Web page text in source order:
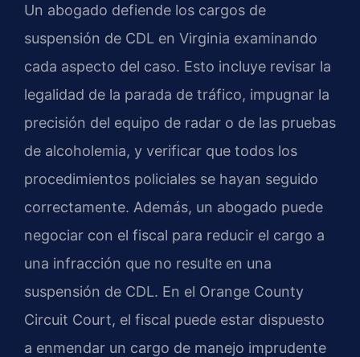
Un abogado defiende los cargos de
suspensión de CDL en Virginia examinando
cada aspecto del caso. Esto incluye revisar la
legalidad de la parada de tráfico, impugnar la
precisión del equipo de radar o de las pruebas
de alcoholemia, y verificar que todos los
procedimientos policiales se hayan seguido
correctamente. Además, un abogado puede
negociar con el fiscal para reducir el cargo a
una infracción que no resulte en una
suspensión de CDL. En el Orange County
Circuit Court, el fiscal puede estar dispuesto
a enmendar un cargo de manejo imprudente